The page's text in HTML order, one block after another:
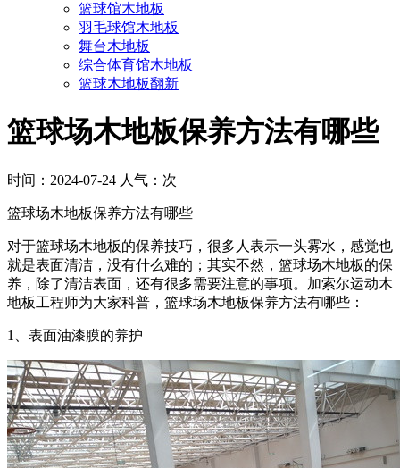
篮球馆木地板
羽毛球馆木地板
舞台木地板
综合体育馆木地板
篮球木地板翻新
篮球场木地板保养方法有哪些
时间：2024-07-24 人气： 次
篮球场木地板保养方法有哪些
对于篮球场木地板的保养技巧，很多人表示一头雾水，感觉也
就是表面清洁，没有什么难的；其实不然，篮球场木地板的保
养，除了清洁表面，还有很多需要注意的事项。加索尔运动木
地板工程师为大家科普，篮球场木地板保养方法有哪些：
1、表面油漆膜的养护